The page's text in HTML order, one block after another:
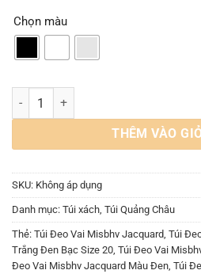
Chọn màu
Túi Đeo Vai Misbhv Jacquard 3 Màu
THÊM VÀO
SKU: Không áp dụng
Danh mục: Túi xách Túi Quảng Châu
Thẻ: Túi Đeo Vai Misbhv Jacquard Túi
Trắng Đen Bạc Size 20 Túi Đeo Vai
Đeo Vai Misbhv Jacquard Màu Đen Túi